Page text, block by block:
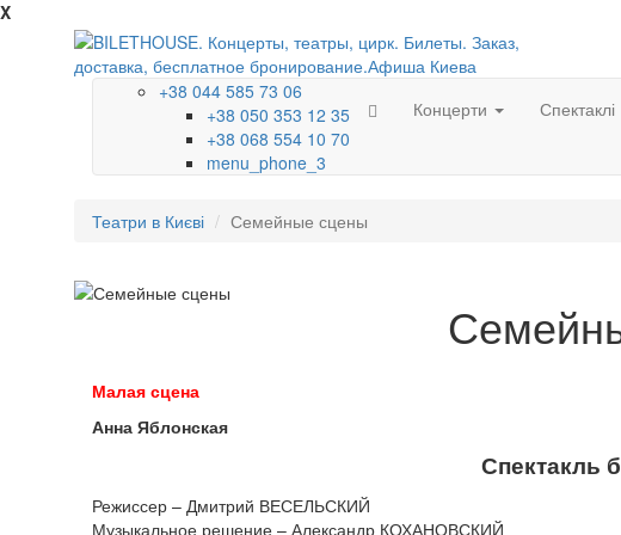
X
+38 044 585 73 06
+38 050 353 12 35
+38 068 554 10 70
menu_phone_3
Концерти Спектаклі
Театри в Києві Семейные сцены
Малая сцена
Анна Яблонская
Спектакль
Режиссер – Дмитрий ВЕСЕЛЬСКИЙ
Музыкальное решение – Александр КОХАНОВСКИЙ